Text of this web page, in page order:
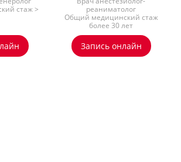
стаж >
реаниматолог
Общий медицинский стаж
более 30 лет
Запись онлайн